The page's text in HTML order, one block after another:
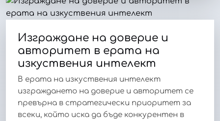
Изграждане на доверие и
авторитет в ерата на
изкуствения интелект
В ерата на изкуствения интелект
изграждането на доверие и авторитет се
превърна в стратегически приоритет за
всеки, който иска да бъде конкурентен в